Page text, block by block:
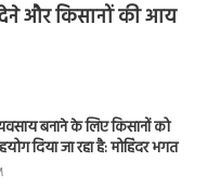
और किसानों की आय
बनाने के लिए किसानों को
दिया जा रहा है: मोहिंदर भगत